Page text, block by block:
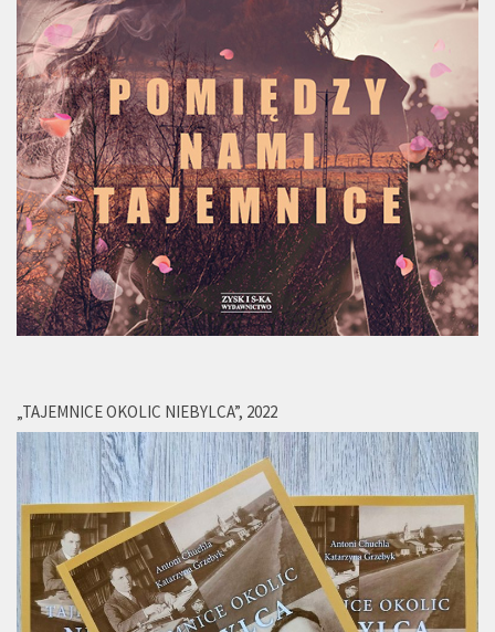
„TAJEMNICE OKOLIC NIEBYLCA”, 2022